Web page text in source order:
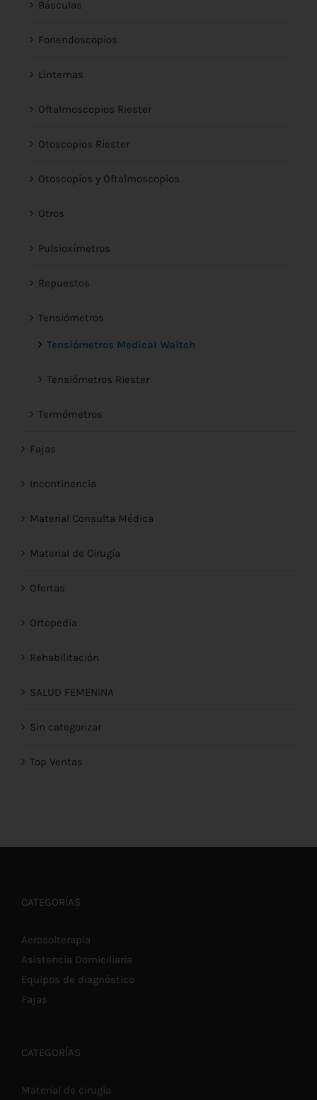
Básculas
Fonendoscopios
Linternas
Oftalmoscopios Riester
Otoscopios Riester
Otoscopios y Oftalmoscopios
Otros
Pulsioxímetros
Repuestos
Tensiómetros
Tensiómetros Medical Waitch
Tensiómetros Riester
Termómetros
Fajas
Incontinencia
Material Consulta Médica
Material de Cirugía
Ofertas
Ortopedia
Rehabilitación
SALUD FEMENINA
Sin categorizar
Top Ventas
CATEGORÍAS
Aerosolterapia
Asistencia Domiciliaria
Equipos de diagnóstico
Fajas
CATEGORÍAS
Material de cirugía